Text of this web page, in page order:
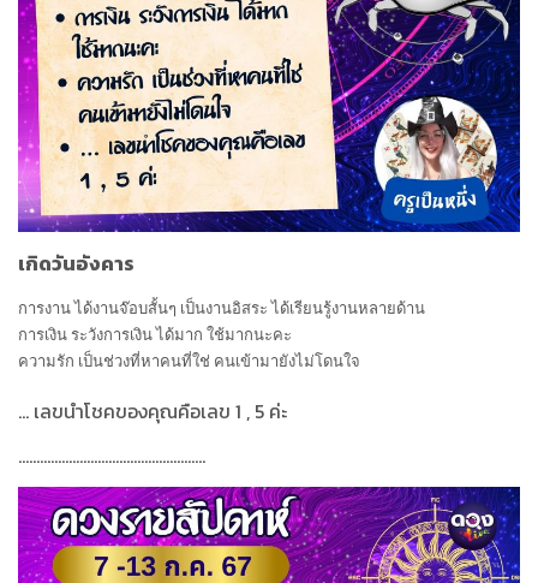
เกิดวันอังคาร
การงาน ได้งานจ๊อบสั้นๆ เป็นงานอิสระ ได้เรียนรู้งานหลายด้าน
การเงิน ระวังการเงิน ได้มาก ใช้มากนะคะ
ความรัก เป็นช่วงที่หาคนที่ใช่ คนเข้ามายังไม่โดนใจ
... เลขนำโชคของคุณคือเลข 1 , 5 ค่ะ
....................................................